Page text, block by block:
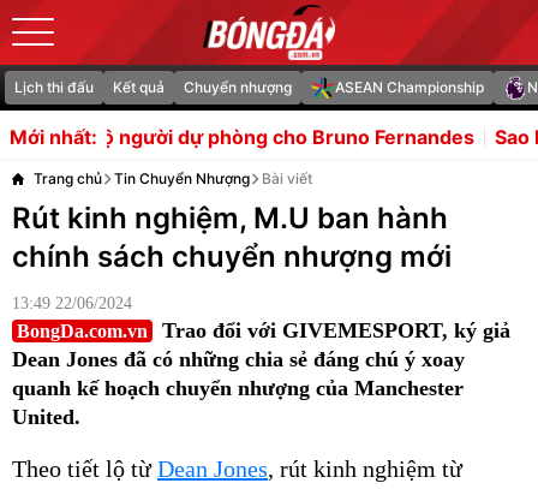
Lịch thi đấu Kết quả Chuyển nhượng ASEAN Championship
Mới nhất:
cho Bruno Fernandes Sao Bolton nhận thẻ đỏ vì
Trang chủ Tin Chuyển Nhượng Bài viết
Rút kinh nghiệm, M.U ban hành
chính sách chuyển nhượng mới
13:49 22/06/2024
BongDa.com.vn
Trao đổi với GIVEMESPORT, ký giả
Dean Jones đã có những chia sẻ đáng chú ý xoay
quanh kế hoạch chuyển nhượng của Manchester
United.
Theo tiết lộ từDean Jones, rút kinh nghiệm từ